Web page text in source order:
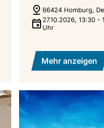
66424 Homburg,
27.10.2026, 13:30 -
Uhr
Mehr anzeigen